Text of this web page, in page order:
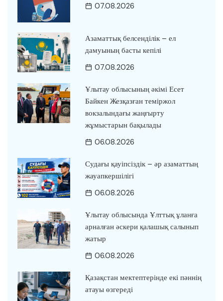
07.08.2026
Азаматтық белсенділік – ел
дамуының басты кепілі
07.08.2026
Ұлытау облысының әкімі Есет
Байкен Жезқазған теміржол
вокзалындағы жаңғырту
жұмыстарын бақылады
06.08.2026
Судағы қауіпсіздік – әр азаматтың
жауапкершілігі
06.08.2026
Ұлытау облысында Ұлттық ұланға
арналған әскери қалашық салынып
жатыр
06.08.2026
Қазақстан мектептерінде екі пәннің
атауы өзгереді